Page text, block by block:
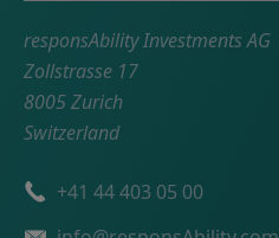
responsAbility Investments AG
Zollstrasse 17
8005 Zurich
Switzerland
Telefonnummer
+41 44 403 05 00